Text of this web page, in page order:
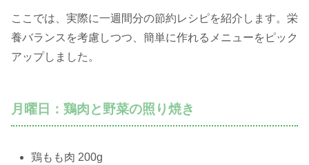
ここでは、実際に一週間分の節約レシピを紹介します。栄
養バランスを考慮しつつ、簡単に作れるメニューをピック
アップしました。
月曜日：鶏肉と野菜の照り焼き
鶏もも肉 200g